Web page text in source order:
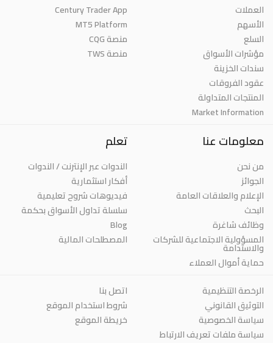
العملات
الأسهم
السلع
مؤشرات الأسواق
سندات الخزينة
عقود الفروقات
المنتجات المتداولة
Market Information
Century Trader App
MT5 Platform
منصة CQG
منصة TWS
معلومات عنا
من نحن
الجوائز
الإعلام والعلاقات العامة
البحث
وظائف شاغرة
المسؤولية الاجتماعية للشركات
والاستدامة
حماية أموال العملاء
تعلم
الندوات عبر الإنترنت / الندوات
أفكار استثمارية
فيديوهات شروح تعليمية
سلسلة تداول الأسواق بحكمة
Blog
المصطلحات المالية
الرخصة التنظيمية
التوثيق القانوني
سياسة الخصوصية
سياسة ملفات تعريف الارتباط
اتصل بنا
شروط استخدام الموقع
خريطة الموقع